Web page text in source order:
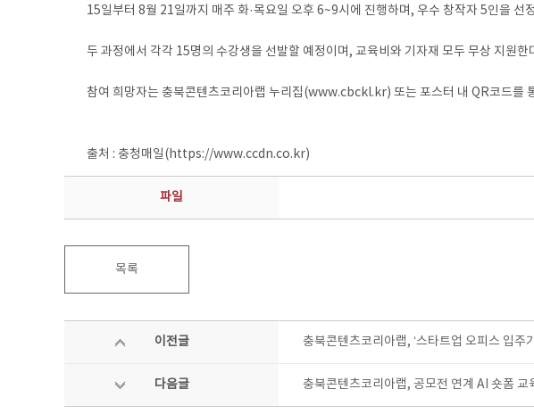
15일부터 8월 21일까지 매주 화·목요일 오후 6~9시에 진행하며, 우수 창작자 5인을
두 과정에서 각각 15명의 수강생을 선발할 예정이며, 교육비와 기자재 모두 무상 지원한
참여 희망자는 충북콘텐츠코리아랩 누리집(www.cbckl.kr) 또는 포스터 내 QR코드
출처 : 충청매일(https://www.ccdn.co.kr)
파일
목록
이전글 충북콘텐츠코리아랩, ‘스타트업 오피스 입주
다음글 충북콘텐츠코리아랩, 공모전 연계 AI 숏폼 교